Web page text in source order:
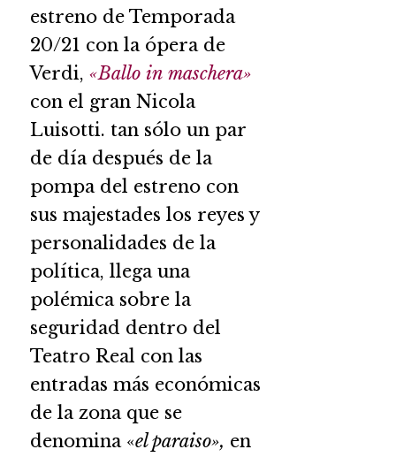
estreno de Temporada
20/21 con la ópera de
Verdi, «Ballo in maschera»
con el gran Nicola
Luisotti. tan sólo un par
de día después de la
pompa del estreno con
sus majestades los reyes y
personalidades de la
política, llega una
polémica sobre la
seguridad dentro del
Teatro Real con las
entradas más económicas
de la zona que se
denomina «el paraiso», en